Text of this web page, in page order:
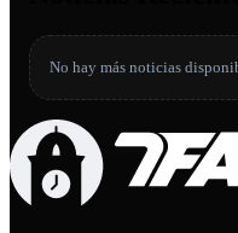
No hay más noticias